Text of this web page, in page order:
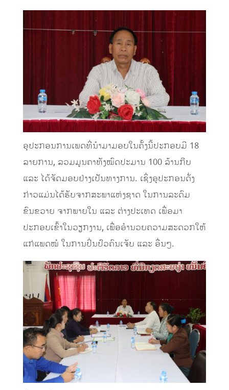
ອຸປະກອນການເພດທີ່ນໍາມາມອບໃນຄັ້ງນີ້ປະກອບມີ 18
ລາຍການ, ລວມມູນຄາທັງໝົດປະມານ 100 ລ້ານກີບ
ແລະ ໄດ້ຈັດມອບຢ່າງເປັນທາງການ. ເຊິ່ງອຸປະກອນດັ່ງ
ກ່າວແມ່ນໄດ້ຮັບຈາກສະພາແຫ່ງຊາດ ໃນການລະດົມ
ຂົນຂວາຍ ຈາກພາຍໃນ ແລະ ຕ່າງປະເທດ ເພື່ອມາ
ປະກອບເຂົ້າໃນວຽກງານ, ເພື່ອອໍານວຍຄວາມສະດວກໃຫ້
ແກ່ແພດໝໍ ໃນການປິ່ນປົວຄົນເຈັບ ແລະ ອື່ນໆ.